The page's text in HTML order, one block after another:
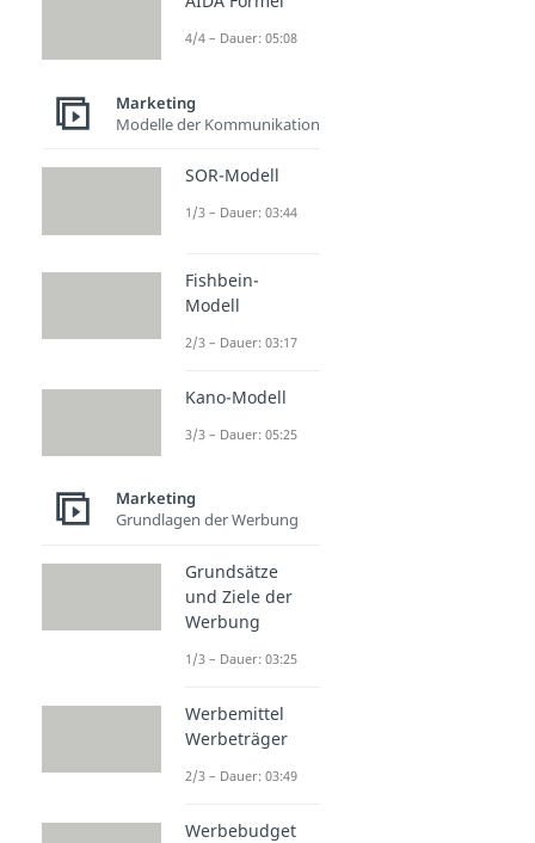
4/4 – Dauer: 05:08
Marketing
Modelle der Kommunikation
SOR-Modell
1/3 – Dauer: 03:44
Fishbein-
Modell
2/3 – Dauer: 03:17
Kano-Modell
3/3 – Dauer: 05:25
Marketing
Grundlagen der Werbung
Grundsätze
und Ziele der
Werbung
1/3 – Dauer: 03:25
Werbemittel
Werbeträger
2/3 – Dauer: 03:49
Werbebudget